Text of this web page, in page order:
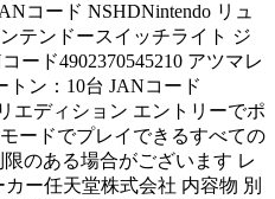
コード NSHDNintendo リュ
テンドースイッチライト ジ
ード4902370545210 アツマレ
トン：10台 JANコード
エディション エントリーでポ
ードでプレイできるすべての
のある場合がございます レ
ー任天堂株式会社 内容物 別